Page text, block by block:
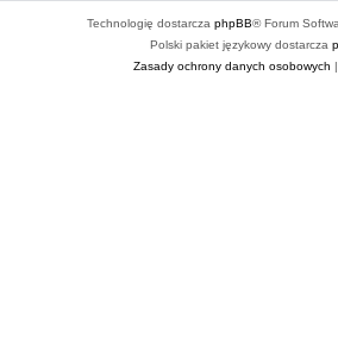
Technologię dostarcza phpBB® Forum
Polski pakiet językowy dostarcza
Zasady ochrony danych osobowych |